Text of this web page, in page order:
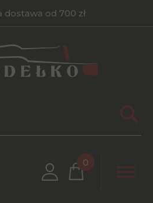
dostawa od 700 zł
0